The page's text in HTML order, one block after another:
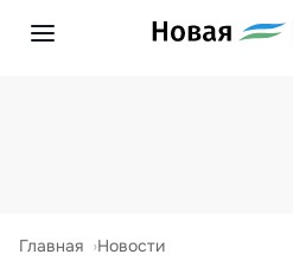
Главная Новости